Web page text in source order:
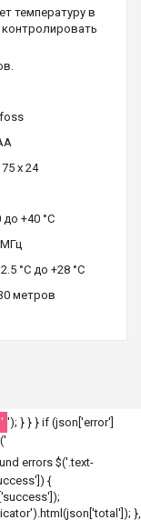
температуру в
x 24
до +40 °C
°C до +28 °C
метров
'); } } } if (json['error']
errors $('.text-
{
},